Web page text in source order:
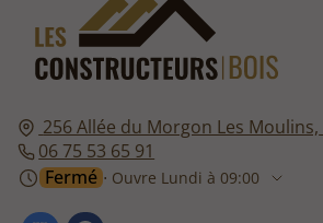
256 Allée du Morgon Les Moulins,
06 75 53 65 91
Fermé ⋅ Ouvre Lundi à 09:00